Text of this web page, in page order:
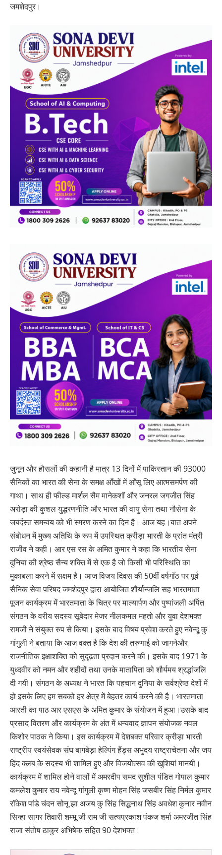
जमशेदपुर।
जुनून और हौसलों की कहानी है मात्र 13 दिनों में पाकिस्तान की 93000
सैनिकों का भारत की सेना के समक्ष आँखों में आँसू लिए आत्मसमर्पण की
गाथा। साथ ही फील्ड मार्शल सैम मानेकशॉ और जनरल जगजीत सिंह
अरोड़ा की कुशल युद्धरणनीति और भारत की वायु सेना तथा नौसेना के
जबर्दस्त समन्वय को भी स्मरण करने का दिन है। आज यह।बात अपने
संबोधन में मुख्य अतिथि के रूप में उपस्थित क्रीड़ा भारती के प्रांत मंत्री
राजीव ने कही। आर एस रस के अमित कुमार ने कहा कि भारतीय सेना
दुनिया की श्रेष्ठ सैन्य शक्ति में से एक है जो किसी भी परिस्थिति का
मुकाबला करने में सक्षम है। आज विजय दिवस की 50वीं वर्षगाँठ पर पूर्व
सैनिक सेवा परिषद जमशेदपुर द्वारा आयोजित शौर्यान्जलि सह भारतमाता
पूजन कार्यक्रम में भारतमाता के चित्र पर माल्यार्पण और पुष्पांजली अर्पित
संगठन के वरीय सदस्य सूबेदार मेजर नीलकमल महतो और युवा देशभक्त
रामजी ने संयुक्त रुप से किया। इसके बाद विषय प्रवेश करते हुए नवेन्दू कु
गांगुली ने बताया कि आज वक्त है कि देश की तरुणाई को जागनेऔर
राजनीतिक इक्षाशक्ति को सुदृढ़ता प्रदान करने की। इसके बाद 1971 के
युध्दवीर को नमन और शहीदों तथा उनके मातापिता को शौर्यमय श्रद्धांजलि
दी गयी। संगठन के अध्यक्ष ने भारत कि पहचान दुनिया के सर्वश्रेष्ठ देशों में
हो इसके लिए हम सबको हर क्षेत्र में बेहतर कार्य करने की है। भारतमाता
आरती का पाठ आर एसएस के अमित कुमार के संयोजन में हुआ।उसके बाद
प्रसाद वितरण और कार्यक्रम के अंत में धन्यवाद ज्ञापन संयोजक नवल
किशोर पाठक ने किया। इस कार्यक्रम में देशबक्त परिवार क्रीड़ा भारती
राष्ट्रीय स्वयंसेवक संघ बागबेड़ा हेल्पिंग हैंड्स अभुदय राष्ट्राचेतना और जय
हिंद क्लब के सदस्य भी शामिल हुए और विजयोत्सव की खुशियां मानयी।
कार्यक्रम में शामिल होने वालों में अमरदीप समद सुशील पंडित गोपाल कुमार
कमलेश कुमार राय नवेन्दू गांगुली कृष्ण मोहन सिंह जसबीर सिंह निर्मल कुमार
रॉकेश पांडे चंदन सोनू झा अजय कु सिंह सिद्धनाथ सिंह अवधेश कुनार नवीन
सिन्हा सागर तिवारी शम्भू जी राम जी सत्यप्रकाश पंकज शर्मा अमरजीत सिंह
राजा संतोष ठाकुर अभिषेक सहित 90 देशभक्त।